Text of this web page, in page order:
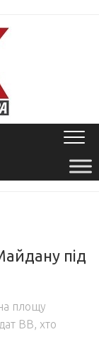
під
площу
ВВ, хто